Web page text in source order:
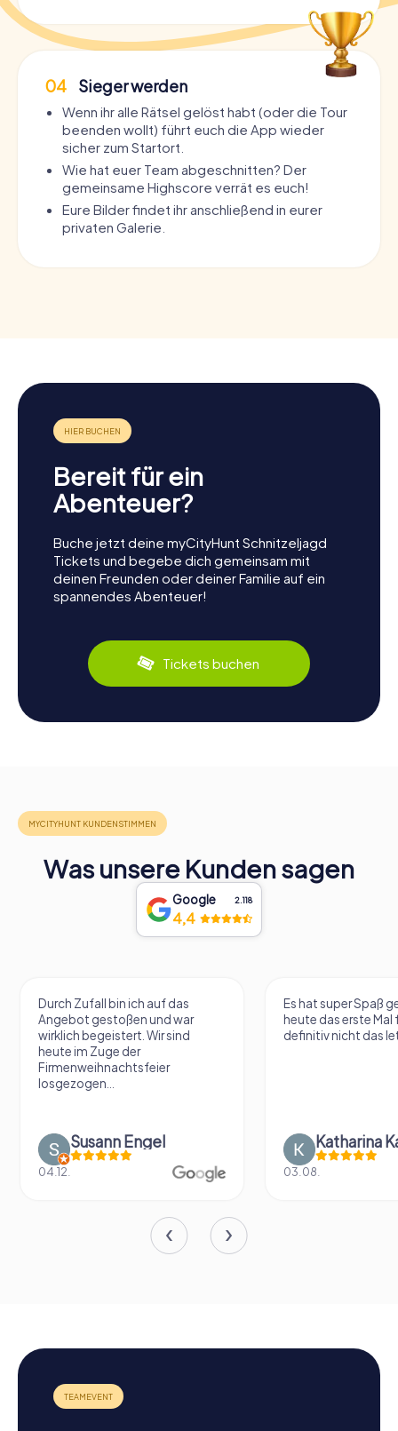
04 Sieger werden
Wenn ihr alle Rätsel gelöst habt (oder die Tour
beenden wollt) führt euch die App wieder
sicher zum Startort.
Wie hat euer Team abgeschnitten? Der
gemeinsame Highscore verrät es euch!
Eure Bilder findet ihr anschließend in eurer
privaten Galerie.
Bereit für ein
Abenteuer?
Buche jetzt deine myCityHunt Schnitzeljagd
Tickets und begebe dich gemeinsam mit
deinen Freunden oder deiner Familie auf ein
spannendes Abenteuer!
Tickets buchen
Was unsere Kunden sagen
Google 2.118
4,4
Durch Zufall bin ich auf das
Angebot gestoßen und war
wirklich begeistert. Wir sind
heute im Zuge der
Firmenweihnachtsfeier
losgezogen...
Susann Engel
04.12.
Es hat super Spaß
heute das erste Mal
definitiv nicht das
Katharina
03.08.